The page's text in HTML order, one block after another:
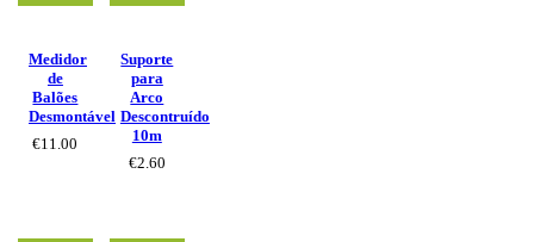
Medidor
de
Balões
Desmontável
€11.00
Suporte
para
Arco
Descontruído
10m
€2.60